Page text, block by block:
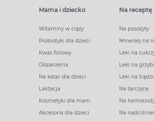
Mama i dziecko
Witaminy w ciąży
Probiotyki dla dzieci
Kwas foliowy
Odparzenia
Na katar dla dzieci
Laktacja
Kosmetyki dla mam
Akcesoria dla dzieci
Na receptę
Na pasożyty
Minerały na
Leki na
Leki na
Leki na
Na tarczycę
Na
Na